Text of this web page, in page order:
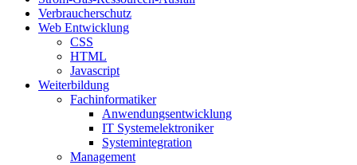
Verbraucherschutz
Web Entwicklung
CSS
HTML
Javascript
Weiterbildung
Fachinformatiker
Anwendungsentwicklung
IT Systemelektroniker
Systemintegration
Management